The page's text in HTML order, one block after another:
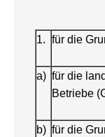
1. für die
a) für die
Betriebe
b) für die